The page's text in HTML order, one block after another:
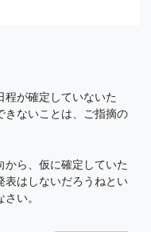
程が確定していないた
きないことは、ご指摘の
から、仮に確定していた
表はしないだろうねとい
い。